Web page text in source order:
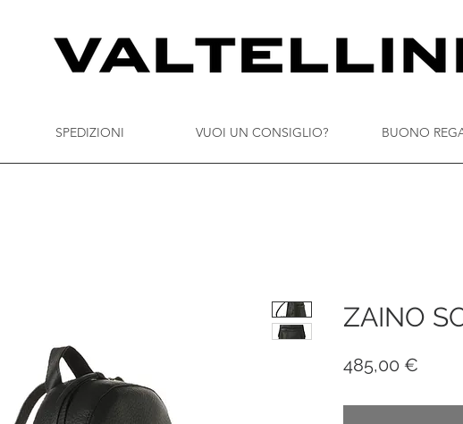
SPEDIZIONI VUOI UN CONSIGLIO? BUONO
ZAINO
485,00 €